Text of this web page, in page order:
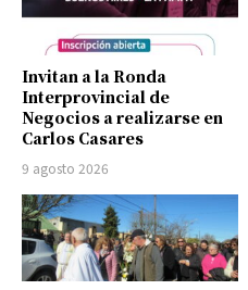
Invitan a la Ronda
Interprovincial de
Negocios a realizarse en
Carlos Casares
9 agosto 2026